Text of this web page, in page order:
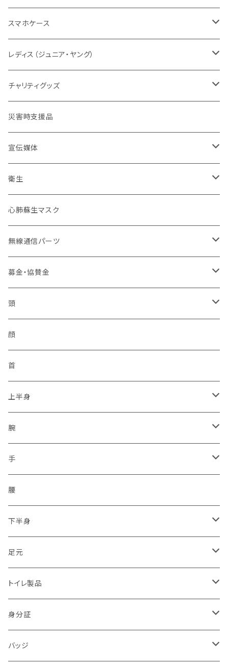
乗車服&機動服
レディス対応（メンズサイズダウン）
レディスシルエット
ソックス
パッド
BDU
ネイビーカラー
カムフラージュ
タクティカル
コンパクト
腕のガード
メーカー取り寄せ
セット販売
パッド
タクティカル
コンバット
ベルト
弾帯
安全帯
ローラーバックル
2ピン
刺繍IDプレート
刺繍
シルク印刷
ワッペン・パッチ
刺繍
プリント
ブーツ
本革
革張り
サイドジップ
コンバットソールパターン
タクティカルソールパターン
ポーチ
インソール
卸セット
バッジ
IDバッジ
所属バッジ
ベスト
反射
ラジオホルスター
ミリタリー
イヤフォン
シークレットサービス
セキュリティポリス
身分証ケース
本革
タテ型
腕章
差込プレート
刺繍
ソックス
車両
無線設備
支援
情報
自警団
消防団
セット
ガンスタンド
オールジャパンコールサイン
レスキューオレンジ
民間防災
ISHIKAWA
HOKKAIDO DOUOU
北海道
東北管区
関東管区
中部管区
近畿管区
中国管区
四国管区
九州管区
格言
災害復興ブランド「KOKONI KITE」
チャリTシャツ
2016.04.14九州「熊本地震」
2011.03.11東北沖地震「東日本大震災」
通信ネットワーク
二輪・バイク隊
トライク（3輪）・バギー・ジープ隊
ドローン隊
防犯・警戒・警防活動隊
警察犬・検索犬・救助犬
消防
スマホケース
消防
警察
バイク
災害復興ブランド「KOKONI KITE」
チャリティ
レディス（ジュニア・ヤング）
ユニフォーム
ドライウェア
ユニフォーム
保安ツール
ブーツ
インナー
アンダーウエア（下着）
活動パンツ
チャリティグッズ
デザインデータ
災害時支援品
宣伝媒体
火事だ119冊子製本用データ
衛生
お掃除用品
コーティング
装飾
幸福
トイレ製品
非常用トイレ
感染予防
心肺蘇生マスク
無線通信パーツ
アンテナ
モービル
イヤフォン
募金・協賛金
輸入品販権
頭
ヘルメット
帽子
顔
首
上半身
ベスト
上着
腕
保護
手
保護
腰
下半身
ひざ
パンツ
足元
ブーツ
中敷
トイレ製品
簡易式
使い捨て
身分証
バッジ
バッジ